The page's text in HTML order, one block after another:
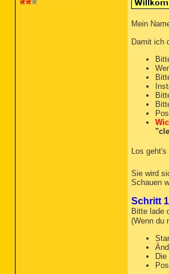
Mein
Damit ich
Los geht's
Sie wird
Schauen
Schritt 1
Bitte lade
(Wenn du